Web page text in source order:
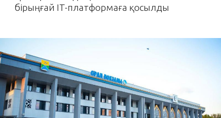
бірыңғай IT-платформаға қосылды